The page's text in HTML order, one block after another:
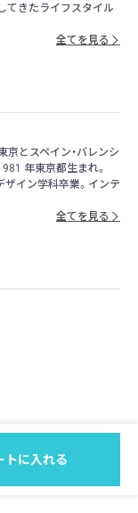
てきたライフスタイル
全てを見る
京とスペイン・バレンシ
年東京都生まれ。
イン学科卒業。インテ
全てを見る
トに入れる